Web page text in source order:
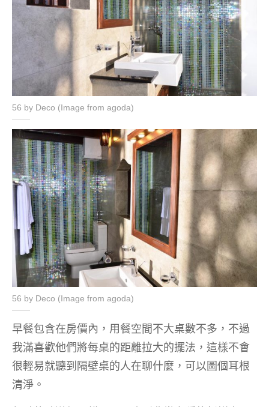
56 by Deco (Image from agoda)
56 by Deco (Image from agoda)
早餐包含在房價內，用餐空間不大桌數不多，不過
我滿喜歡他們將每桌的距離拉大的擺法，這樣不會
很輕易就聽到隔壁桌的人在聊什麼，可以圖個耳根
清淨。